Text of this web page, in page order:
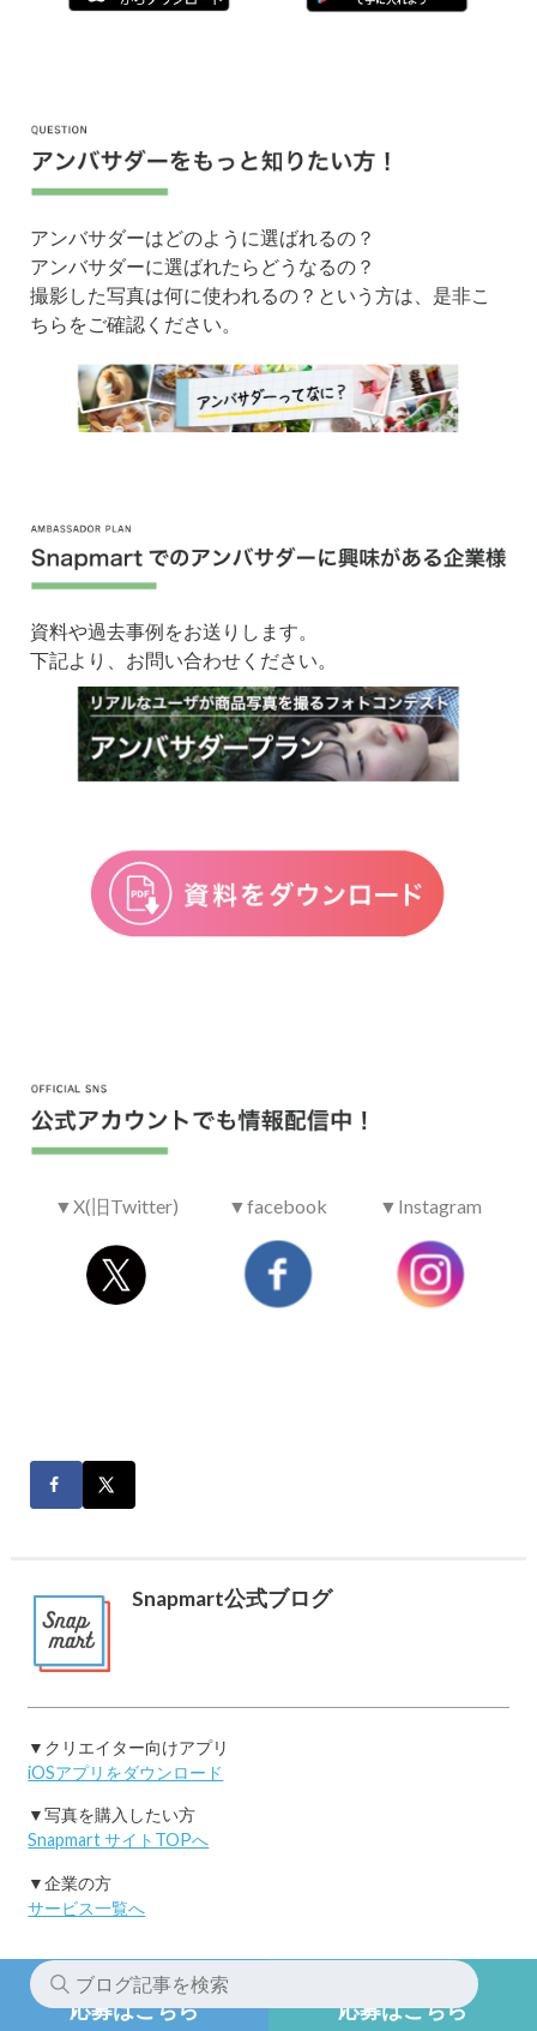
アプリ登録がお済みの方
応募はこちら
アプリ登録がまだの方
応募はこちら
情報
の使
用用
途
ない限り、Snapmartでの通常の販売及び当社以外の
第三者への提供並びに自ら使用することはできませ
ん。
スケ
ジュ
ール
ケジ
ュー
る可
能性
があ
りま
す。
アンバサダー当選者発表：2025年02月13日頃
※当選は、先着順ではありません。当社への投稿内容
等を考慮し、選抜いたします。
※当選の権利は、当選者ご本人様に限らせていただ
商品の発送&受け取り期間：2025年02月14日～2025
年02月20日
下書き提出期間：2025年02月21日～2025年03月02
コンテスト出品&SNS発信期間：2025年03月10日～2
025年03月16日
１．以下のいずれかに該当する作品は、アンバサダー
サービスに投稿できません。
・他社の類似品が写り込んでいる作品
・アニメ、キャラクター、ペットが映り込んでいる作
２．人物が含まれる作品を投稿する場合、すべての人
物から所定の肖像権使用許諾同意書を取得していない
る不適切な作品は投稿できません。
為、公序良俗に反する行為、わいせつ又は児童ポルノ
謗中傷、名誉棄損、迷惑行為等を行うことはできませ
ん。これに違反した場合、当社は当該行為をした者に
対し損害賠償請求その他法的措置を講じます。
したこと、もしくは提供された商品の使用等に起因す
るいかなる損失、負債、被害、費用、その他の申し立
６．アンバサダーサービスに投稿された作品及びテキ
ストは、当社が管理するWebサイト及びSNSアカウン
アンバサダーはどのように選ばれるの？
アンバサダーに選ばれたらどうなるの？
撮影した写真は何に使われるの？という方は、是非こ
ちらをご確認ください。
資料や過去事例をお送りします。
下記より、お問い合わせください。
▼X(旧Twitter) ▼facebook ▼Instagram
Snapmart公式ブログ
▼クリエイター向けアプリ
iOSアプリをダウンロード
▼写真を購入したい方
Snapmart サイトTOPへ
▼企業の方
サービス一覧へ